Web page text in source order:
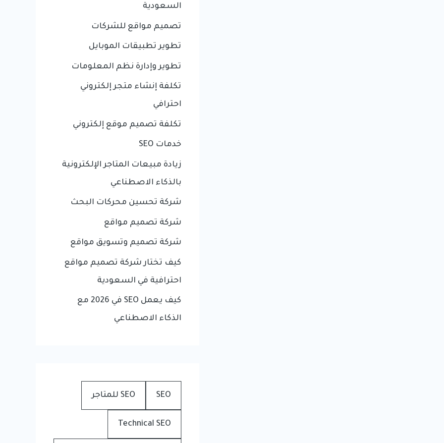
السعودية
تصميم مواقع للشركات
تطوير تطبيقات الموبايل
تطوير وإدارة نظم المعلومات
تكلفة إنشاء متجر إلكتروني
احترافي
تكلفة تصميم موقع إلكتروني
خدمات SEO
زيادة مبيعات المتاجر الإلكترونية
بالذكاء الاصطناعي
شركة تحسين محركات البحث
شركة تصميم مواقع
شركة تصميم وتسويق مواقع
كيف تختار شركة تصميم مواقع
احترافية في السعودية
كيف يعمل SEO في 2026 مع
الذكاء الاصطناعي
SEO SEO للمتاجر
Technical SEO